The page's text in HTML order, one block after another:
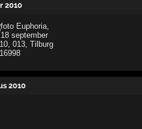
2010
2010